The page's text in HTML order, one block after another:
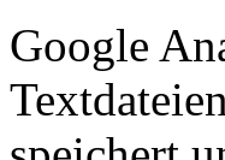
Google